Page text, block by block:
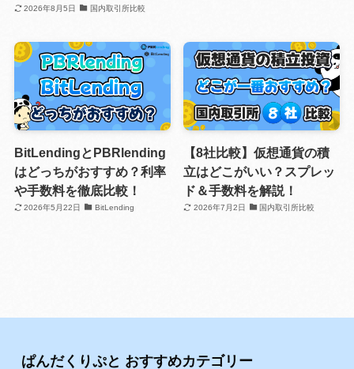
2026年8月5日 国内取引所比較
BitLendingとPBRlending
はどっちがおすすめ？利率
や手数料を徹底比較！
2026年5月22日 BitLending
【8社比較】仮想通貨の積
立はどこがいい？スプレッ
ド＆手数料を解説！
2026年7月2日 国内取引所比較
ぱんだくりぷと おすすめカテゴリー